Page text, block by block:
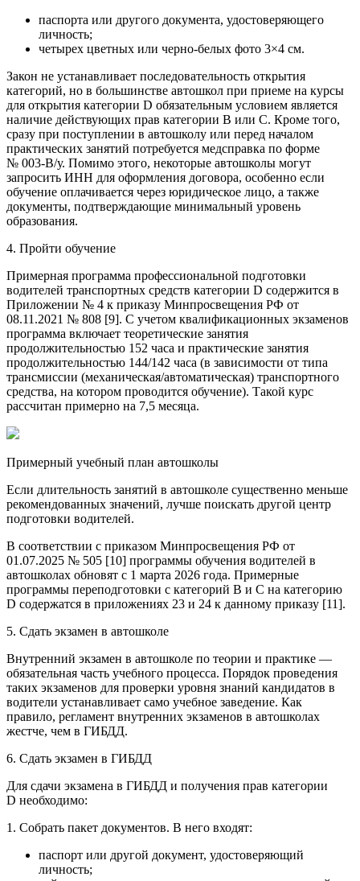
паспорта или другого документа, удостоверяющего
личность;
четырех цветных или черно-белых фото 3×4 см.
Закон не устанавливает последовательность открытия
категорий, но в большинстве автошкол при приеме на курсы
для открытия категории D обязательным условием является
наличие действующих прав категории В или С. Кроме того,
сразу при поступлении в автошколу или перед началом
практических занятий потребуется медсправка по форме
№ 003-В/у. Помимо этого, некоторые автошколы могут
запросить ИНН для оформления договора, особенно если
обучение оплачивается через юридическое лицо, а также
документы, подтверждающие минимальный уровень
образования.
4. Пройти обучение
Примерная программа профессиональной подготовки
водителей транспортных средств категории D содержится в
Приложении № 4 к приказу Минпросвещения РФ от
08.11.2021 № 808 [9]. С учетом квалификационных экзаменов
программа включает теоретические занятия
продолжительностью 152 часа и практические занятия
продолжительностью 144/142 часа (в зависимости от типа
трансмиссии (механическая/автоматическая) транспортного
средства, на котором проводится обучение). Такой курс
рассчитан примерно на 7,5 месяца.
Примерный учебный план автошколы
Если длительность занятий в автошколе существенно меньше
рекомендованных значений, лучше поискать другой центр
подготовки водителей.
В соответствии с приказом Минпросвещения РФ от
01.07.2025 № 505 [10] программы обучения водителей в
автошколах обновят с 1 марта 2026 года. Примерные
программы переподготовки с категорий В и С на категорию
D содержатся в приложениях 23 и 24 к данному приказу [11].
5. Сдать экзамен в автошколе
Внутренний экзамен в автошколе по теории и практике —
обязательная часть учебного процесса. Порядок проведения
таких экзаменов для проверки уровня знаний кандидатов в
водители устанавливает само учебное заведение. Как
правило, регламент внутренних экзаменов в автошколах
жестче, чем в ГИБДД.
6. Сдать экзамен в ГИБДД
Для сдачи экзамена в ГИБДД и получения прав категории
D необходимо:
1. Собрать пакет документов. В него входят:
паспорт или другой документ, удостоверяющий
личность;